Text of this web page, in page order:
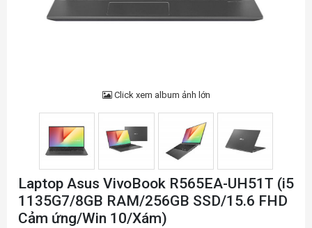
Click xem album ảnh lớn
Laptop Asus VivoBook R565EA-UH51T (i5
1135G7/8GB RAM/256GB SSD/15.6 FHD
Cảm ứng/Win 10/Xám)